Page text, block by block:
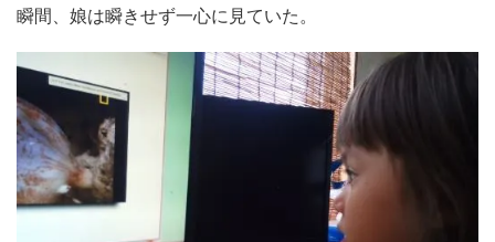
瞬間、娘は瞬きせず一心に見ていた。